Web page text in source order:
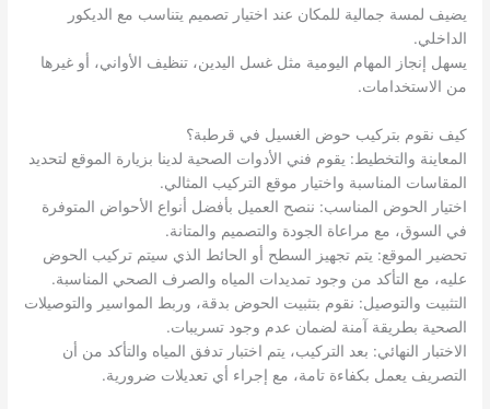
يضيف لمسة جمالية للمكان عند اختيار تصميم يتناسب مع الديكور
الداخلي.
يسهل إنجاز المهام اليومية مثل غسل اليدين، تنظيف الأواني، أو غيرها
من الاستخدامات.
كيف نقوم بتركيب حوض الغسيل في قرطبة؟
المعاينة والتخطيط: يقوم فني الأدوات الصحية لدينا بزيارة الموقع لتحديد
المقاسات المناسبة واختيار موقع التركيب المثالي.
اختيار الحوض المناسب: ننصح العميل بأفضل أنواع الأحواض المتوفرة
في السوق، مع مراعاة الجودة والتصميم والمتانة.
تحضير الموقع: يتم تجهيز السطح أو الحائط الذي سيتم تركيب الحوض
عليه، مع التأكد من وجود تمديدات المياه والصرف الصحي المناسبة.
التثبيت والتوصيل: نقوم بتثبيت الحوض بدقة، وربط المواسير والتوصيلات
الصحية بطريقة آمنة لضمان عدم وجود تسريبات.
الاختبار النهائي: بعد التركيب، يتم اختبار تدفق المياه والتأكد من أن
التصريف يعمل بكفاءة تامة، مع إجراء أي تعديلات ضرورية.